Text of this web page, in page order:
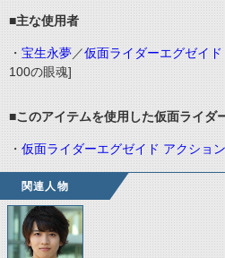
■主な使用者
・ 宝生永夢／仮面ライダーエグゼイド
100の眼魂]
■このアイテムを使用した仮面ライダ
・ 仮面ライダーエグゼイド アクショ
関連人物